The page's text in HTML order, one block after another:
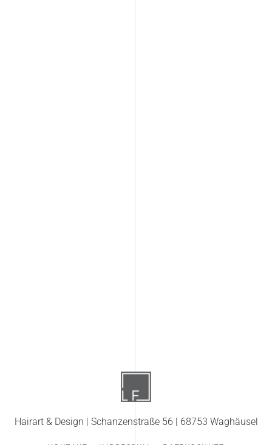
Hairart & Design | Schanzenstraße 56 | 68753 Waghäusel